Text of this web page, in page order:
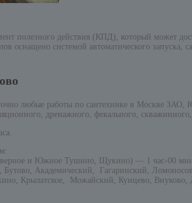
полезного действия (КПД), который может
оснащено системой автоматического
любые работы по сантехнике в Москве
дренажного, фекального,
и Южное Тушино, Щукино) — 1 час-00
Академический, Гагаринский,
Крылатское, Можайский, Кунцево,